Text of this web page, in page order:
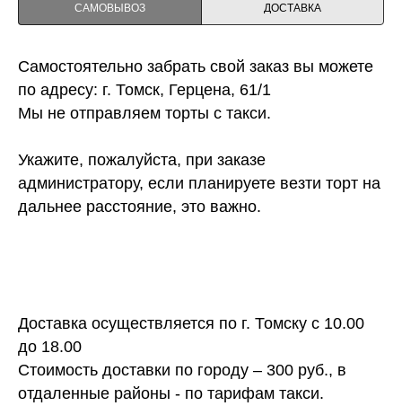
САМОВЫВОЗ ДОСТАВКА
Самостоятельно забрать свой заказ вы можете
по адресу: г. Томск, Герцена, 61/1
Мы не отправляем торты с такси.
Укажите, пожалуйста, при заказе
администратору, если планируете везти торт на
дальнее расстояние, это важно.
Доставка осуществляется по г. Томску с 10.00
до 18.00
Стоимость доставки по городу – 300 руб., в
отдаленные районы - по тарифам такси.